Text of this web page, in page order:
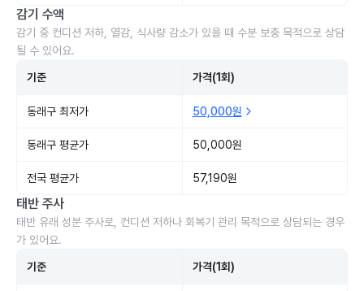
감기 수액
감기 중 컨디션 저하, 열감, 식사량 감소가 있을 때 수분 보충 목적으로 상담
될 수 있어요.
기준 가격(1회)
동래구 최저가 50,000원
동래구 평균가 50,000원
전국 평균가 57,190원
태반 주사
태반 유래 성분 주사로, 컨디션 저하나 회복기 관리 목적으로 상담되는 경우
가 있어요.
기준 가격(1회)